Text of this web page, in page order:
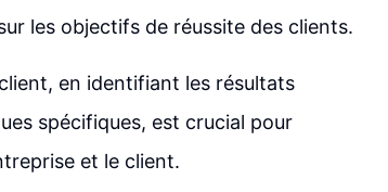
les objectifs de réussite des clients.
en identifiant les résultats
spécifiques, est crucial pour
et le client.